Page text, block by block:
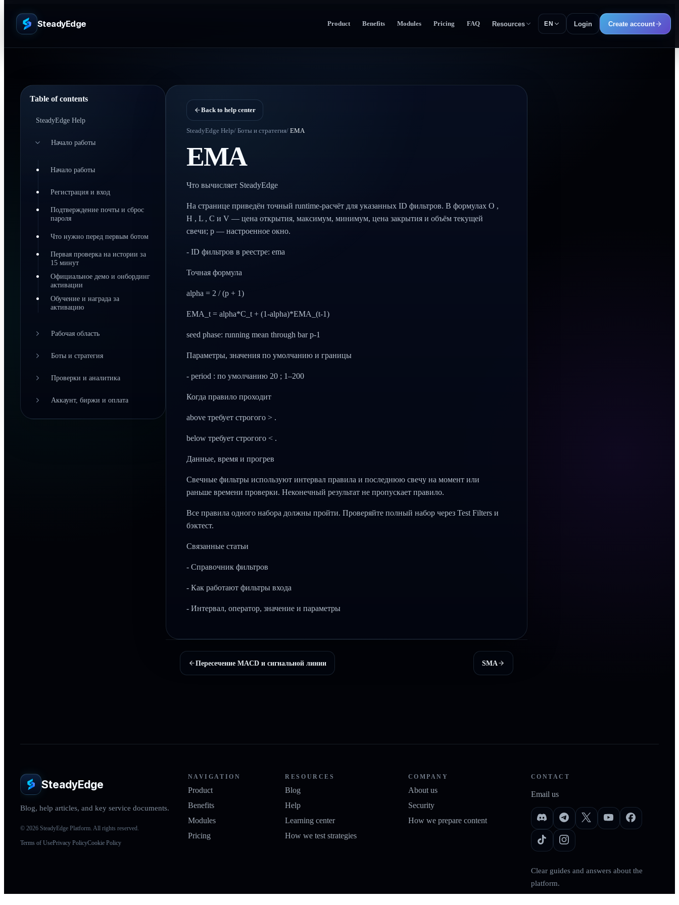
SteadyEdge Product Benefits Modules Pricing FAQ Resources EN Login Create account
Table of contents
SteadyEdge Help
Начало работы
Начало работы
Регистрация и вход
Подтверждение почты и сброс
пароля
Что нужно перед первым ботом
Первая проверка на истории за
15 минут
Официальное демо и онбординг
активации
Обучение и награда за
активацию
Рабочая область
Боты и стратегия
Проверки и аналитика
Аккаунт, биржи и оплата
Back to help center
SteadyEdge Help/ Боты и стратегия/ EMA
EMA
Что вычисляет SteadyEdge
На странице приведён точный runtime-расчёт для указанных ID фильтров. В формулах O ,
H , L , C и V — цена открытия, максимум, минимум, цена закрытия и объём текущей
свечи; p — настроенное окно.
- ID фильтров в реестре: ema
Точная формула
alpha = 2 / (p + 1)
EMA_t = alpha*C_t + (1-alpha)*EMA_(t-1)
seed phase: running mean through bar p-1
Параметры, значения по умолчанию и границы
- period : по умолчанию 20 ; 1–200
Когда правило проходит
above требует строгого > .
below требует строгого < .
Данные, время и прогрев
Свечные фильтры используют интервал правила и последнюю свечу на момент или
раньше времени проверки. Неконечный результат не пропускает правило.
Все правила одного набора должны пройти. Проверяйте полный набор через Test Filters и
бэктест.
Связанные статьи
- Справочник фильтров
- Как работают фильтры входа
- Интервал, оператор, значение и параметры
Пересечение MACD и сигнальной линии SMA
SteadyEdge
Blog, help articles, and key service documents.
© 2026 SteadyEdge Platform. All rights reserved.
Terms of UsePrivacy PolicyCookie Policy
NAVIGATION
Product
Benefits
Modules
Pricing
RESOURCES
Blog
Help
Learning center
How we test strategies
COMPANY
About us
Security
How we prepare content
CONTACT
Email us
Clear guides and answers about the
platform.